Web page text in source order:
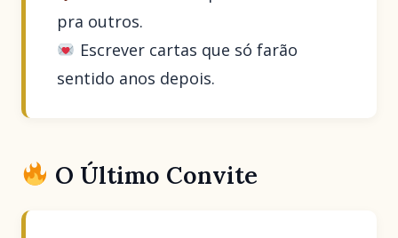
pra outros.
Escrever cartas que só farão
sentido anos depois.
O Último Convite